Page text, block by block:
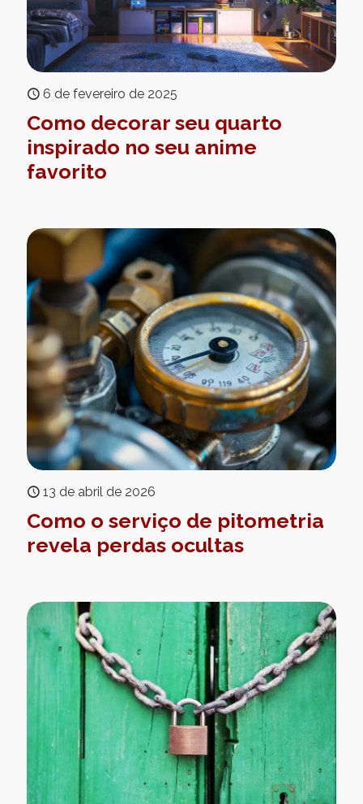
6 de fevereiro de 2025
Como decorar seu quarto
inspirado no seu anime
favorito
13 de abril de 2026
Como o serviço de pitometria
revela perdas ocultas